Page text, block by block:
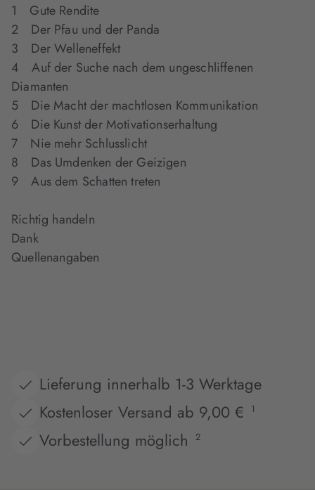
1 Gute Rendite
2 Der Pfau und der Panda
3 Der Welleneffekt
4 Auf der Suche nach dem ungeschliffenen
Diamanten
5 Die Macht der machtlosen Kommunikation
6 Die Kunst der Motivationserhaltung
7 Nie mehr Schlusslicht
8 Das Umdenken der Geizigen
9 Aus dem Schatten treten
Richtig handeln
Dank
Quellenangaben
Lieferung innerhalb 1-3 Werktage
Kostenloser Versand ab 9,00 €
1
Vorbestellung möglich 2